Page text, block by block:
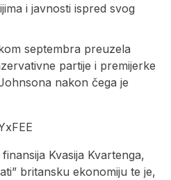
i javnosti ispred svog
septembra preuzela
partije i premijerke
nakon čega je
Kvasija Kvartenga,
britansku ekonomiju te je,